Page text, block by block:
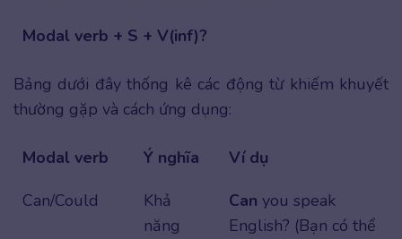
Modal verb + S + V(inf)?
Bảng dưới đây thống kê các động từ khiếm khuyết
thường gặp và cách ứng dụng:
Modal verb Ý nghĩa
Ví dụ
Can/Could
Khả
năng
Can you speak
English? (Bạn có thể